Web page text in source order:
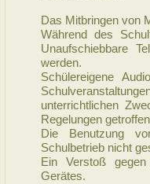
Das Mitbringen von
Während des
Unaufschiebbare
werden.
Schülereigene
unterrichtlichen
Regelungen
Die Benutzung
Schulbetrieb nicht
Ein Verstoß
Gerätes.